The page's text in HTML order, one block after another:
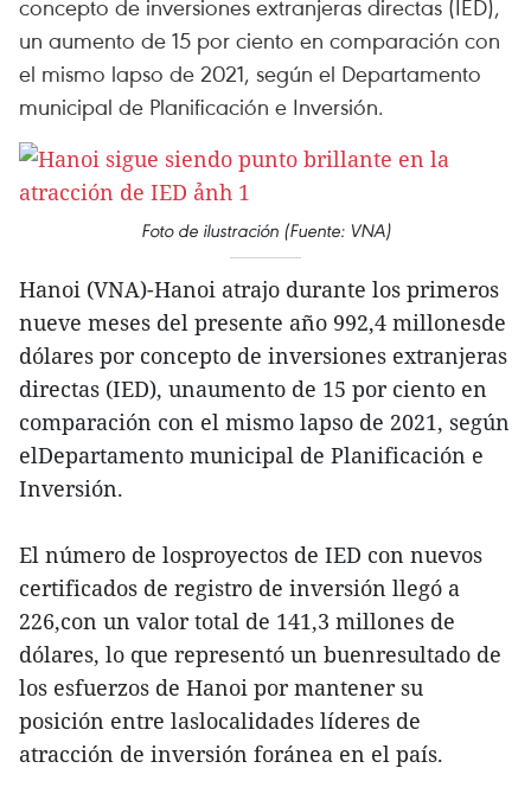
concepto de inversiones extranjeras directas (IED),
un aumento de 15 por ciento en comparación con
el mismo lapso de 2021, según el Departamento
municipal de Planificación e Inversión.
Foto de ilustración (Fuente: VNA)
Hanoi (VNA)-Hanoi atrajo durante los primeros
nueve meses del presente año 992,4 millonesde
dólares por concepto de inversiones extranjeras
directas (IED), unaumento de 15 por ciento en
comparación con el mismo lapso de 2021, según
elDepartamento municipal de Planificación e
Inversión.
El número de losproyectos de IED con nuevos
certificados de registro de inversión llegó a
226,con un valor total de 141,3 millones de
dólares, lo que representó un buenresultado de
los esfuerzos de Hanoi por mantener su
posición entre laslocalidades líderes de
atracción de inversión foránea en el país.